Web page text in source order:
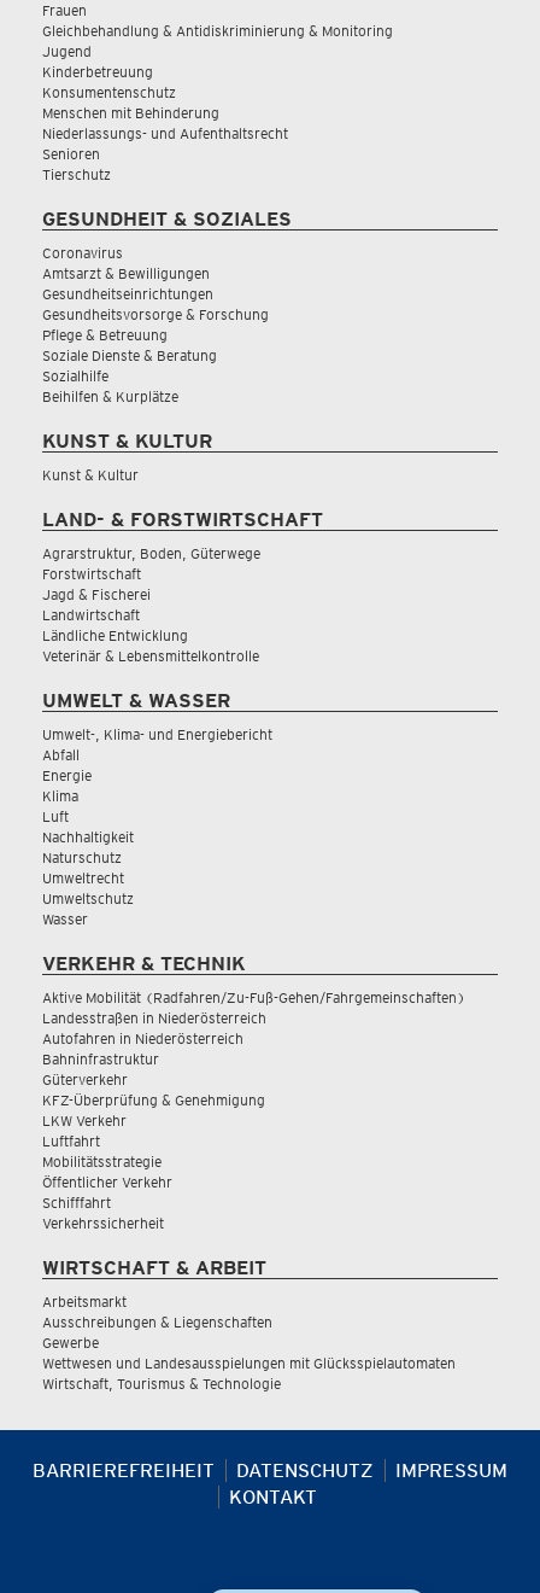
Frauen
Gleichbehandlung & Antidiskriminierung & Monitoring
Jugend
Kinderbetreuung
Konsumentenschutz
Menschen mit Behinderung
Niederlassungs- und Aufenthaltsrecht
Senioren
Tierschutz
GESUNDHEIT & SOZIALES
Coronavirus
Amtsarzt & Bewilligungen
Gesundheitseinrichtungen
Gesundheitsvorsorge & Forschung
Pflege & Betreuung
Soziale Dienste & Beratung
Sozialhilfe
Beihilfen & Kurplätze
KUNST & KULTUR
Kunst & Kultur
LAND- & FORSTWIRTSCHAFT
Agrarstruktur, Boden, Güterwege
Forstwirtschaft
Jagd & Fischerei
Landwirtschaft
Ländliche Entwicklung
Veterinär & Lebensmittelkontrolle
UMWELT & WASSER
Umwelt-, Klima- und Energiebericht
Abfall
Energie
Klima
Luft
Nachhaltigkeit
Naturschutz
Umweltrecht
Umweltschutz
Wasser
VERKEHR & TECHNIK
Aktive Mobilität (Radfahren/Zu-Fuß-Gehen/Fahrgemeinschaften)
Landesstraßen in Niederösterreich
Autofahren in Niederösterreich
Bahninfrastruktur
Güterverkehr
KFZ-Überprüfung & Genehmigung
LKW Verkehr
Luftfahrt
Mobilitätsstrategie
Öffentlicher Verkehr
Schifffahrt
Verkehrssicherheit
WIRTSCHAFT & ARBEIT
Arbeitsmarkt
Ausschreibungen & Liegenschaften
Gewerbe
Wettwesen und Landesausspielungen mit Glücksspielautomaten
Wirtschaft, Tourismus & Technologie
BARRIEREFREIHEIT DATENSCHUTZ
IMPRESSUM
KONTAKT